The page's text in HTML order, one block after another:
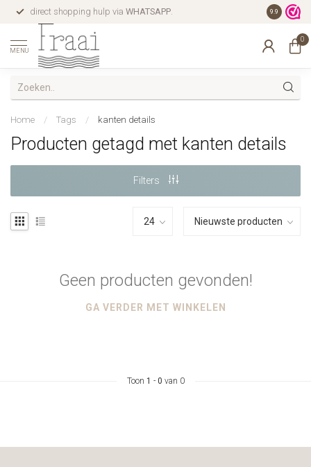
direct shopping hulp via WHATSAPP. gratis
9.9
MENU
0
Home / Tags / kanten details
Producten getagd met kanten details
Filters
Geen producten gevonden!
GA VERDER MET WINKELEN
Toon 1 - 0 van 0